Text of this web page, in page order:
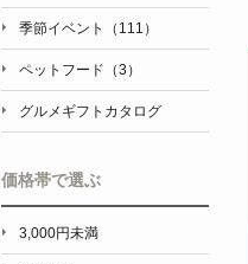
季節イベント（111）
ペットフード（3）
グルメギフトカタログ
価格帯で選ぶ
3,000円未満